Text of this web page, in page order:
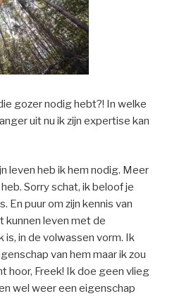
gozer nodig hebt?! In welke
uit nu ik zijn expertise kan
leven heb ik hem nodig. Meer
Sorry schat, ik beloof je
En puur om zijn kennis van
kunnen leven met de
in de volwassen vorm. Ik
van hem maar ik zou
hoor, Freek! Ik doe geen vlieg
wel weer een eigenschap